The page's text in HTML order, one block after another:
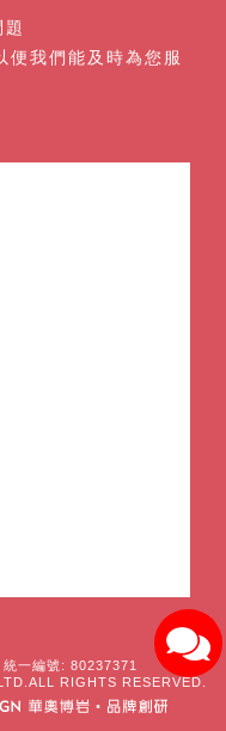
便我們能及時為您服
一編號: 80237371
RIGHTS RESERVED.